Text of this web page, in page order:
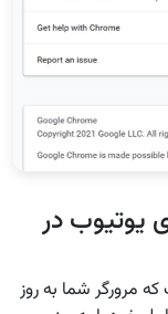
یوتیوب در
مرورگر شما به روز